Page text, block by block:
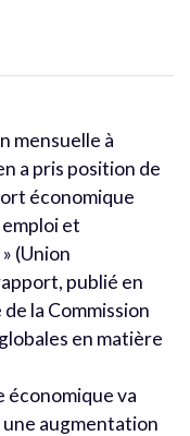
mensuelle à
a pris position de
économique
et
(Union
publié en
la Commission
en matière
économique va
augmentation